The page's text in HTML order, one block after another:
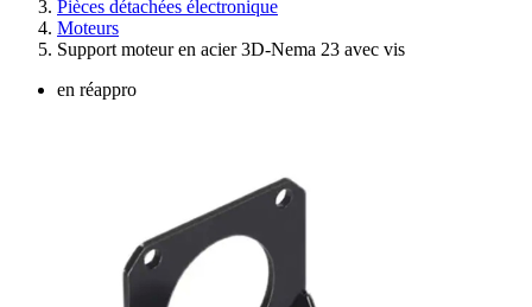
Pièces détachées électronique
Moteurs
Support moteur en acier 3D-Nema 23 avec vis
en réappro